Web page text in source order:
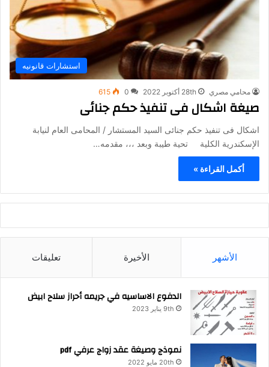
استشارات قانونيه
محامي مصري 28th أكتوبر 2022 0
615
صيغة اشكال فى تنفيذ حكم جنائى
اشكال فى تنفيذ حكم جنائى السيد المستشار / المحامى العام لنيابة
الإسكندرية الكلية تحية طيبة وبعد ،،، مقدمه…
أكمل القراءة »
الأشهر الأخيرة تعليقات
الدفوع الاساسيه في جريمه أحراز سلاح ابيض
9th يناير 2023
نموذج وصيغة عقد زواج عرفي pdf
20th مايو 2022